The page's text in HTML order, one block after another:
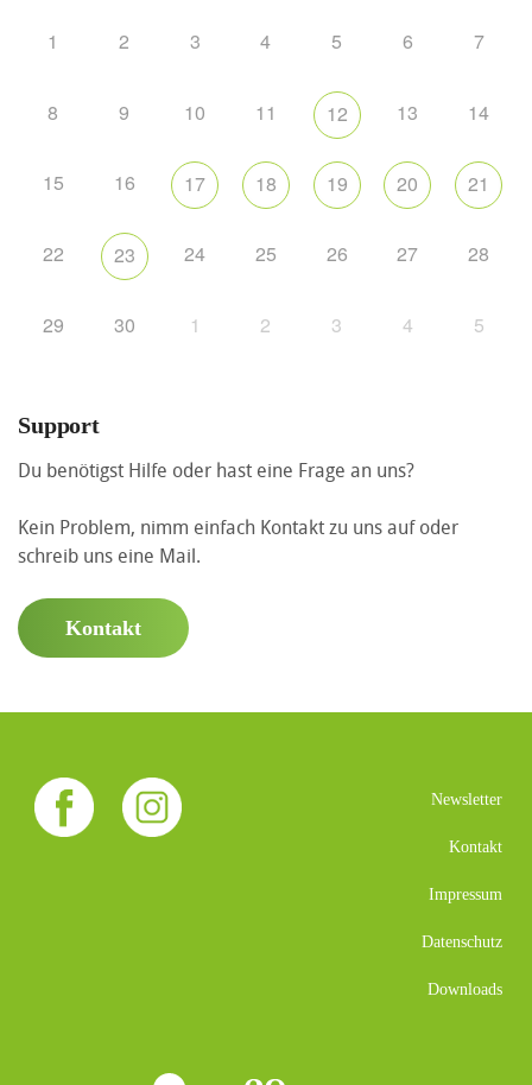
1 2 3 4 5 6 7
8 9 10 11 12 13 14
15 16 17 18 19 20 21
22 23 24 25 26 27 28
29 30 1 2 3 4 5
Support
Du benötigst Hilfe oder hast eine Frage an uns?
Kein Problem, nimm einfach Kontakt zu uns auf oder
schreib uns eine Mail.
Kontakt
Newsletter
Kontakt
Impressum
Datenschutz
Downloads